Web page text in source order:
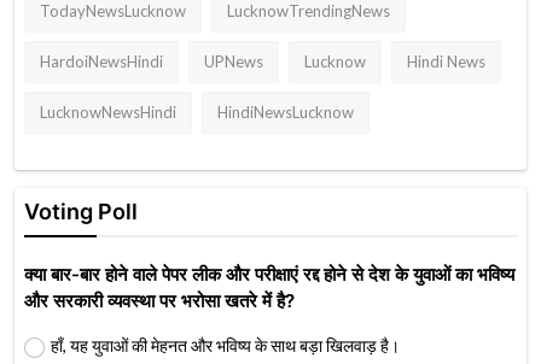
TodayNewsLucknow LucknowTrendingNews
HardoiNewsHindi UPNews Lucknow Hindi News
LucknowNewsHindi HindiNewsLucknow
Voting Poll
क्या बार-बार होने वाले पेपर लीक और परीक्षाएं रद्द होने से देश के युवाओं का भविष्य
और सरकारी व्यवस्था पर भरोसा खतरे में है?
हाँ, यह युवाओं की मेहनत और भविष्य के साथ बड़ा खिलवाड़ है।